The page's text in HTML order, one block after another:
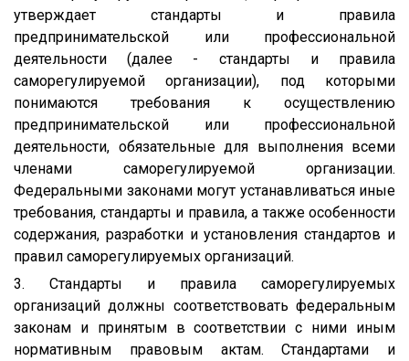
утверждает стандарты и правила
предпринимательской или профессиональной
деятельности (далее - стандарты и правила
саморегулируемой организации), под которыми
понимаются требования к осуществлению
предпринимательской или профессиональной
деятельности, обязательные для выполнения всеми
членами саморегулируемой организации.
Федеральными законами могут устанавливаться иные
требования, стандарты и правила, а также особенности
содержания, разработки и установления стандартов и
правил саморегулируемых организаций.
3. Стандарты и правила саморегулируемых
организаций должны соответствовать федеральным
законам и принятым в соответствии с ними иным
нормативным правовым актам. Стандартами и